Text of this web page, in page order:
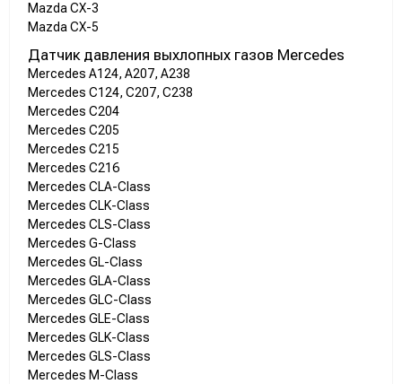
Mazda CX-3
Mazda CX-5
Датчик давления выхлопных газов Mercedes
Mercedes A124, A207, A238
Mercedes C124, C207, C238
Mercedes C204
Mercedes C205
Mercedes C215
Mercedes C216
Mercedes CLA-Class
Mercedes CLK-Class
Mercedes CLS-Class
Mercedes G-Class
Mercedes GL-Class
Mercedes GLA-Class
Mercedes GLC-Class
Mercedes GLE-Class
Mercedes GLK-Class
Mercedes GLS-Class
Mercedes M-Class